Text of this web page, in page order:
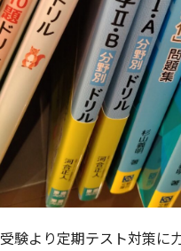
受験より定期テスト対策に